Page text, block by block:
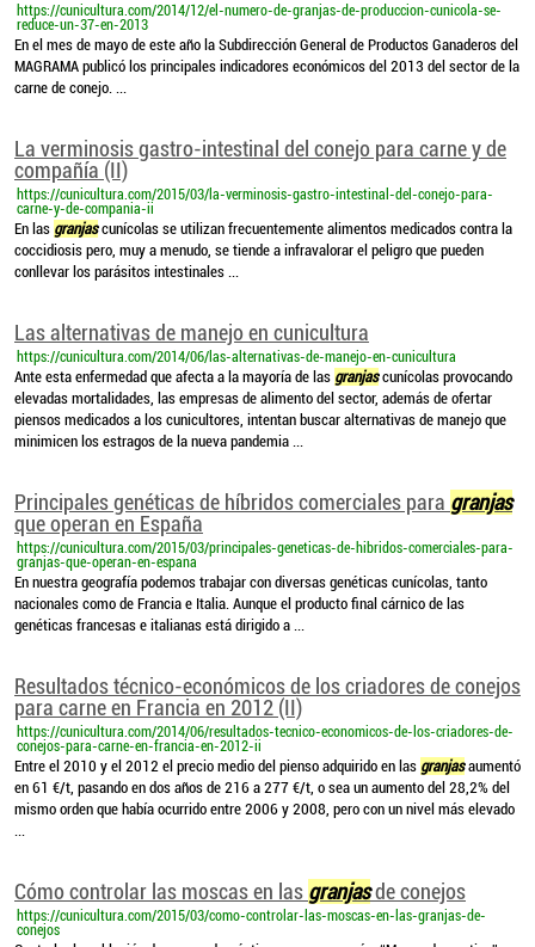
https://cunicultura.com/2014/12/el-numero-de-granjas-de-produccion-cunicola-se-
reduce-un-37-en-2013
En el mes de mayo de este año la Subdirección General de Productos Ganaderos del
MAGRAMA publicó los principales indicadores económicos del 2013 del sector de la
carne de conejo. ...
La verminosis gastro-intestinal del conejo para carne y de
compañía (II)
https://cunicultura.com/2015/03/la-verminosis-gastro-intestinal-del-conejo-para-
carne-y-de-compania-ii
En las granjascunícolas se utilizan frecuentemente alimentos medicados contra la
coccidiosis pero, muy a menudo, se tiende a infravalorar el peligro que pueden
conllevar los parásitos intestinales ...
Las alternativas de manejo en cunicultura
https://cunicultura.com/2014/06/las-alternativas-de-manejo-en-cunicultura
Ante esta enfermedad que afecta a la mayoría de las granjascunícolas provocando
elevadas mortalidades, las empresas de alimento del sector, además de ofertar
piensos medicados a los cunicultores, intentan buscar alternativas de manejo que
minimicen los estragos de la nueva pandemia ...
Principales genéticas de híbridos comerciales para granjas
que operan en España
https://cunicultura.com/2015/03/principales-geneticas-de-hibridos-comerciales-para-
granjas-que-operan-en-espana
En nuestra geografía podemos trabajar con diversas genéticas cunícolas, tanto
nacionales como de Francia e Italia. Aunque el producto final cárnico de las
genéticas francesas e italianas está dirigido a ...
Resultados técnico-económicos de los criadores de conejos
para carne en Francia en 2012 (II)
https://cunicultura.com/2014/06/resultados-tecnico-economicos-de-los-criadores-de-
conejos-para-carne-en-francia-en-2012-ii
Entre el 2010 y el 2012 el precio medio del pienso adquirido en las granjasaumentó
en 61 €/t, pasando en dos años de 216 a 277 €/t, o sea un aumento del 28,2% del
mismo orden que había ocurrido entre 2006 y 2008, pero con un nivel más elevado
...
Cómo controlar las moscas en las granjasde conejos
https://cunicultura.com/2015/03/como-controlar-las-moscas-en-las-granjas-de-
conejos